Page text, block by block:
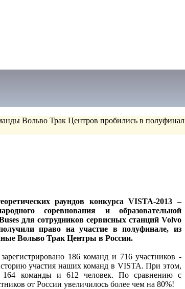
Вольво Трак Центров пробились в полуфинал
раундов конкурса VISTA-2013 –
соревнования и образовательной
для сотрудников сервисных станций Volvo
право на участие в полуфинале, из
Вольво Трак Центры в России.
186 команд и 716 участников -
участия наших команд в VISTA. При этом,
164 команды и 612 человек. По сравнению с
от России увеличилось более чем на 80%!